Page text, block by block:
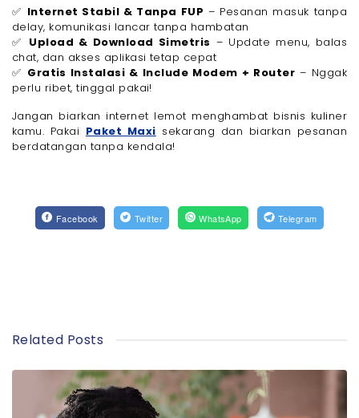
✅ Internet Stabil & Tanpa FUP – Pesanan masuk tanpa
delay, komunikasi lancar tanpa hambatan
✅ Upload & Download Simetris – Update menu, balas
chat, dan akses aplikasi tetap cepat
✅ Gratis Instalasi & Include Modem + Router – Nggak
perlu ribet, tinggal pakai!
Jangan biarkan internet lemot menghambat bisnis kuliner
kamu. Pakai Paket Maxi sekarang dan biarkan pesanan
berdatangan tanpa kendala!
Facebook Twitter WhatsApp Telegram
Related Posts